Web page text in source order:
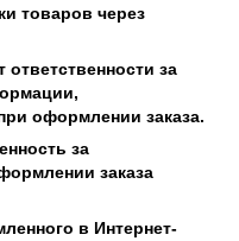
товаров через
ответственности за
оформлении заказа.
за
заказа
в Интернет-